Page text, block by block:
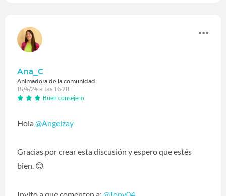
Ana_C
Animadora de la comunidad
15/4/24 a las 16:28
Buen consejero
Hola @Angelzay
Gracias por crear esta discusión y espero que estés
bien. 😊